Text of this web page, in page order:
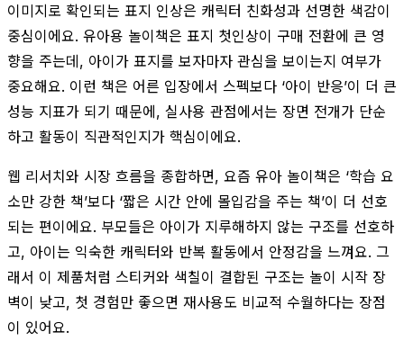
이미지로 확인되는 표지 인상은 캐릭터 친화성과 선명한 색감이
중심이에요. 유아용 놀이책은 표지 첫인상이 구매 전환에 큰 영
향을 주는데, 아이가 표지를 보자마자 관심을 보이는지 여부가
중요해요. 이런 책은 어른 입장에서 스펙보다 ‘아이 반응’이 더 큰
성능 지표가 되기 때문에, 실사용 관점에서는 장면 전개가 단순
하고 활동이 직관적인지가 핵심이에요.
웹 리서치와 시장 흐름을 종합하면, 요즘 유아 놀이책은 ‘학습 요
소만 강한 책’보다 ‘짧은 시간 안에 몰입감을 주는 책’이 더 선호
되는 편이에요. 부모들은 아이가 지루해하지 않는 구조를 선호하
고, 아이는 익숙한 캐릭터와 반복 활동에서 안정감을 느껴요. 그
래서 이 제품처럼 스티커와 색칠이 결합된 구조는 놀이 시작 장
벽이 낮고, 첫 경험만 좋으면 재사용도 비교적 수월하다는 장점
이 있어요.